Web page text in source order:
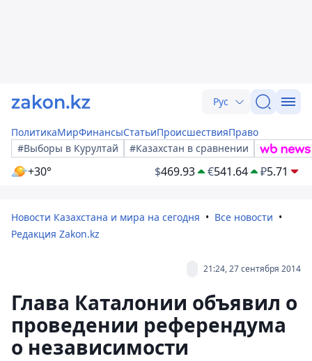
Рус
ПолитикаМирФинансыСтатьиПроисшествияПраво
#Выборы в Курултай
#Казахстан в сравнении
+30° $469.93 €541.64 ₽5.71
Новости Казахстана и мира на сегодня
Все новости
Редакция Zakon.kz
21:24, 27 сентября 2014
Глава Каталонии объявил о
проведении референдума
о независимости